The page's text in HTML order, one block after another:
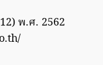
พ.ศ. 2562